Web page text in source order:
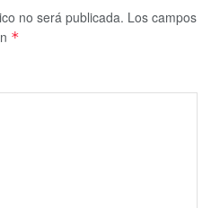
no será publicada. Los campos
*